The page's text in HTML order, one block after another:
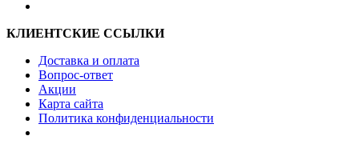
КЛИЕНТСКИЕ ССЫЛКИ
Доставка и оплата
Вопрос-ответ
Акции
Карта сайта
Политика конфиденциальности